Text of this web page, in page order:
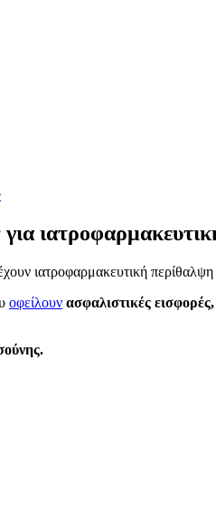
ιατροφαρμακευτική
οφείλουν ασφαλιστικές εισφορές,